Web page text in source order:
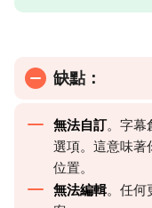
缺點：
無法自訂。字幕
選項。這意味著
位置。
無法編輯。任何